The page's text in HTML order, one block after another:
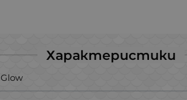
Характеристики
Glow